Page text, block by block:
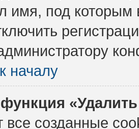
имя, под которым
началу
все созданные